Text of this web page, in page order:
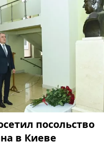
посольство
в Киеве